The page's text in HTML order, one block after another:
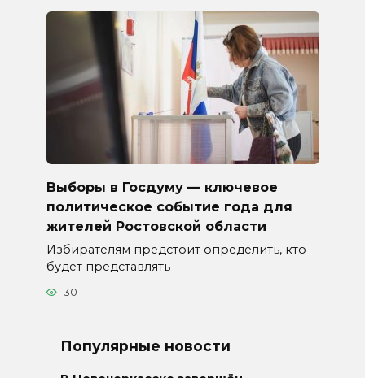
Выборы в Госдуму — ключевое
политическое событие года для
жителей Ростовской области
Избирателям предстоит определить, кто
будет представлять
30
Популярные новости